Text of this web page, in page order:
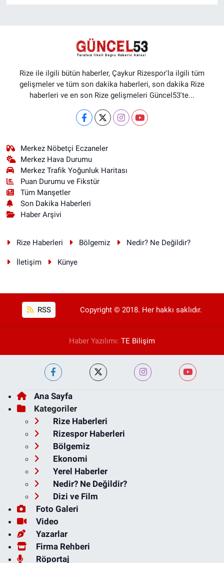
Rize ile ilgili bütün haberler, Çaykur Rizespor'la ilgili tüm
gelişmeler ve tüm son dakika haberleri, son dakika Rize
haberleri ve en son Rize gelişmeleri Güncel53'te...
Merkez Nöbetçi Eczaneler
Merkez Hava Durumu
Merkez Trafik Yoğunluk Haritası
Puan Durumu ve Fikstür
Tüm Manşetler
Son Dakika Haberleri
Haber Arşivi
Rize Haberleri Bölgemiz Nedir? Ne Değildir?
İletişim Künye
RSS Copyright © 2018. Her hakkı saklıdır.
Haber Yazılımı: TE Bilişim
Ana Sayfa
Kategoriler
Rize Haberleri
Rizespor Haberleri
Bölgemiz
Ekonomi
Yerel Haberler
Nedir? Ne Değildir?
Dizi ve Film
Foto Galeri
Video
Yazarlar
Firma Rehberi
Röportaj